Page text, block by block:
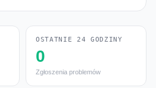
OSTATNIE 24 GODZINY
0
Zgłoszenia problemów